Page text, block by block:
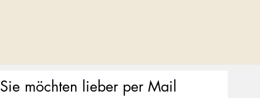
Sie möchten lieber per Mail